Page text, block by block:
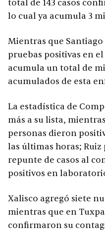
total de 143 casos
lo cual ya acumula 3
Mientras que
pruebas positivas en
acumula un total de
acumulados de esta
La estadística de
más a su lista,
personas dieron
las últimas horas;
repunte de casos al
positivos en
Xalisco agregó siete
mientras que en
confirmaron su